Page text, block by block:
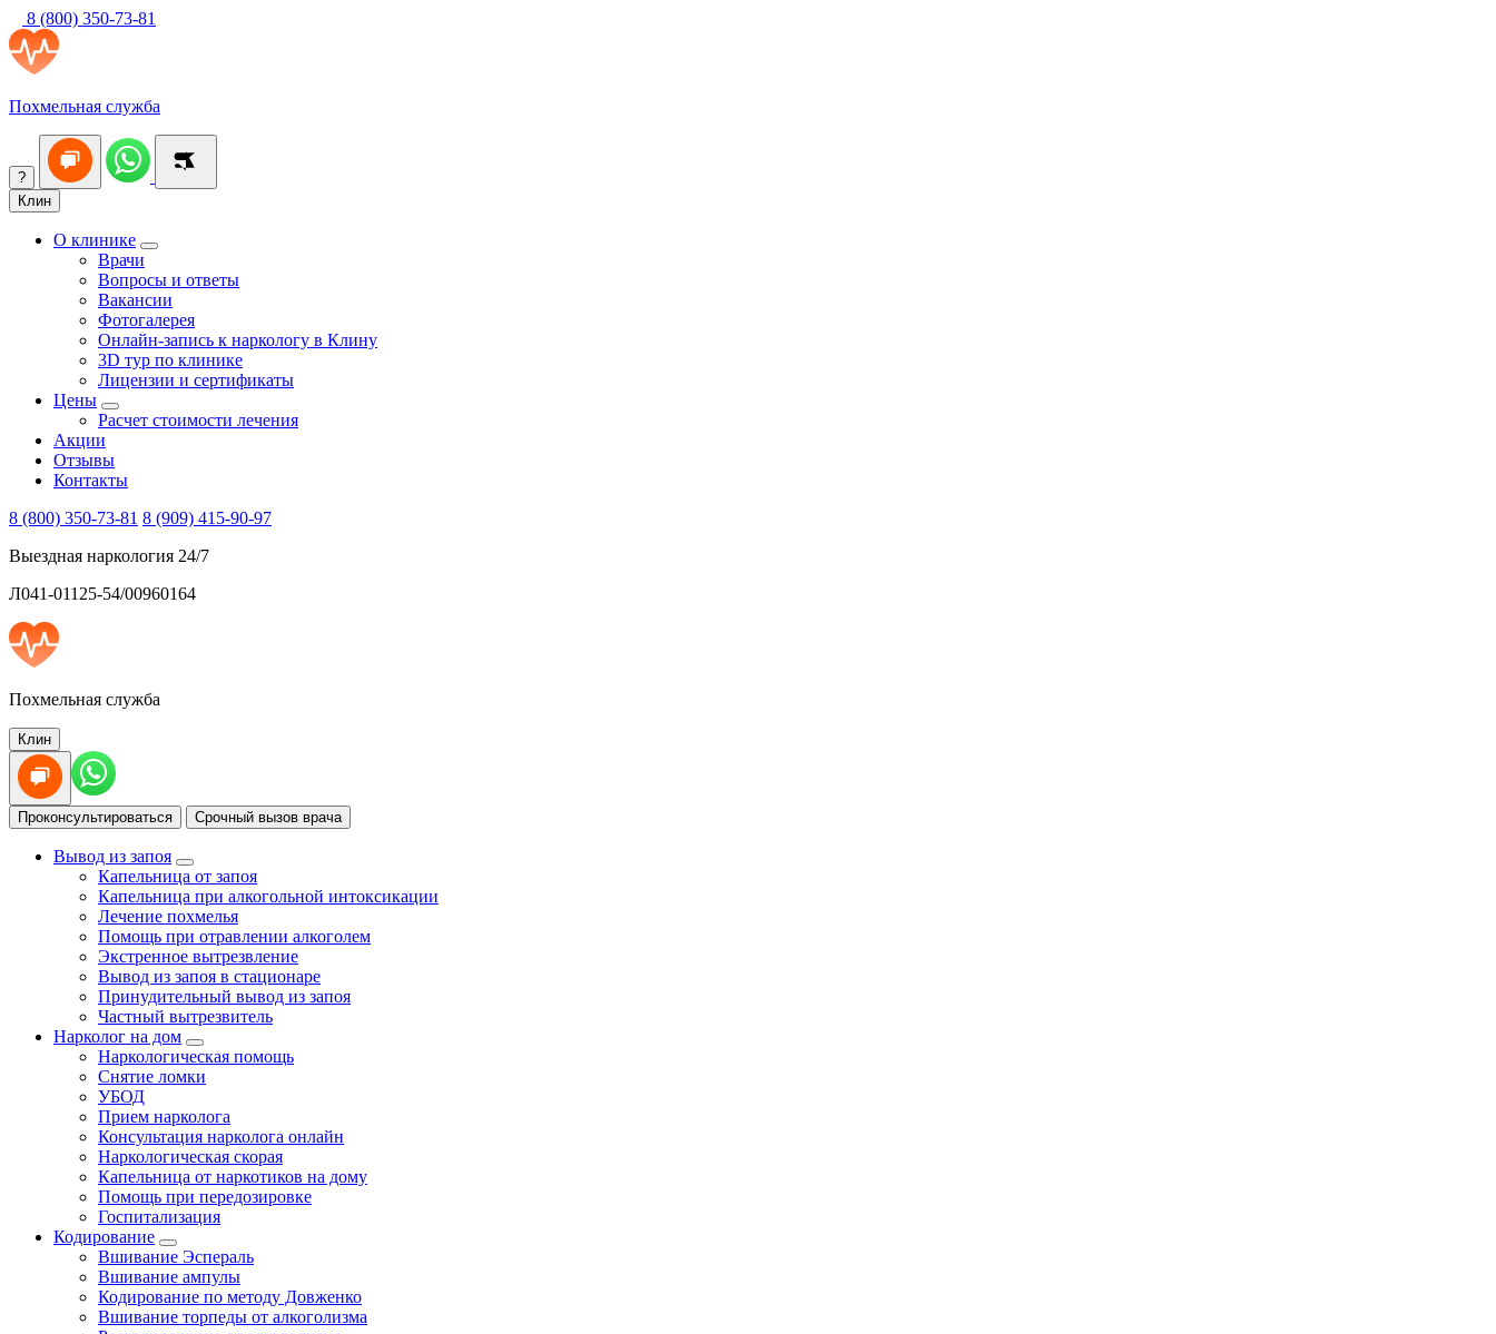
8 (800) 350-73-81
Похмельная служба
?
Клин
О клинике
Врачи
Вопросы и ответы
Вакансии
Фотогалерея
Онлайн-запись к наркологу в Клину
3D тур по клинике
Лицензии и сертификаты
Цены
Расчет стоимости лечения
Акции
Отзывы
Контакты
8 (800) 350-73-81 8 (909) 415-90-97
Выездная наркология 24/7
Л041-01125-54/00960164
Похмельная служба
Клин
Проконсультироваться Срочный вызов врача
Вывод из запоя
Капельница от запоя
Капельница при алкогольной интоксикации
Лечение похмелья
Помощь при отравлении алкоголем
Экстренное вытрезвление
Вывод из запоя в стационаре
Принудительный вывод из запоя
Частный вытрезвитель
Нарколог на дом
Наркологическая помощь
Снятие ломки
УБОД
Прием нарколога
Консультация нарколога онлайн
Наркологическая скорая
Капельница от наркотиков на дому
Помощь при передозировке
Госпитализация
Кодирование
Вшивание Эспераль
Вшивание ампулы
Кодирование по методу Довженко
Вшивание торпеды от алкоголизма